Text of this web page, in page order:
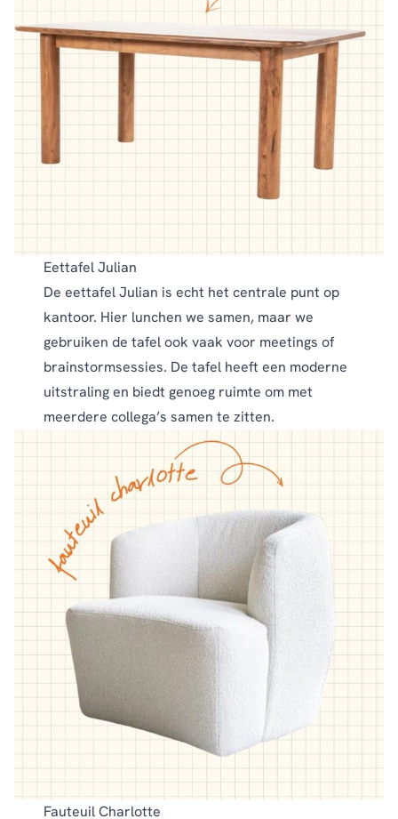
Eettafel Julian
Deeettafel Julian is echt het centrale punt op
kantoor. Hier lunchen we samen, maar we
gebruiken de tafel ook vaak voor meetings of
brainstormsessies. De tafel heeft een moderne
uitstraling en biedt genoeg ruimte om met
meerdere collega’s samen te zitten.
Fauteuil Charlotte